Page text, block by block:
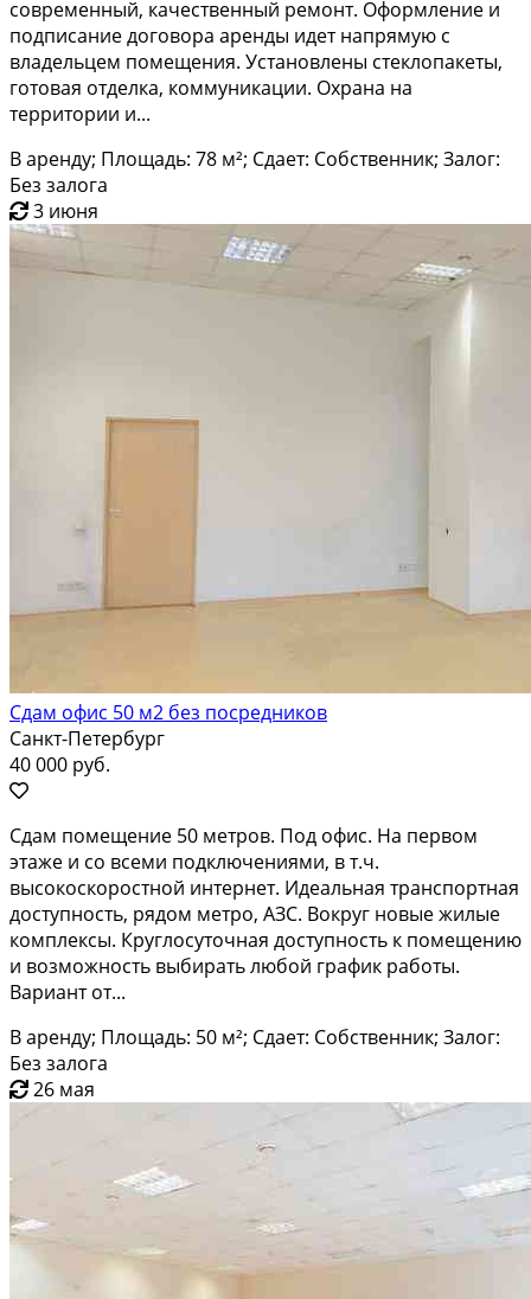
современный, качественный ремонт. Оформление и
подписание договора аренды идет напрямую с
владельцем помещения. Установлены стеклопакеты,
готовая отделка, коммуникации. Охрана на
территории и...
В аренду; Площадь: 78 м²; Сдает: Собственник; Залог:
Без залога
3 июня
Сдам офис 50 м2 без посредников
Санкт-Петербург
40 000 руб.
Сдам помещение 50 метров. Под офис. На первом
этаже и со всеми подключениями, в т.ч.
высокоскоростной интернет. Идеальная транспортная
доступность, рядом метро, АЗС. Вокруг новые жилые
комплексы. Круглосуточная доступность к помещению
и возможность выбирать любой график работы.
Вариант от...
В аренду; Площадь: 50 м²; Сдает: Собственник; Залог:
Без залога
26 мая